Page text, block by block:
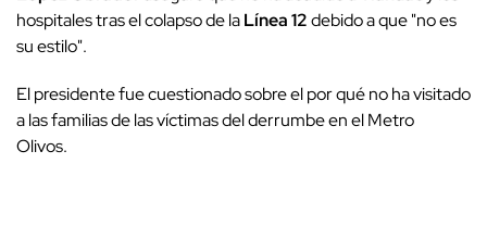
hospitales tras el colapso de laLínea 12debido a que "no es
su estilo".
El presidente fue cuestionado sobre el por qué no ha visitado
a las familias de las víctimas del derrumbe en el Metro
Olivos.